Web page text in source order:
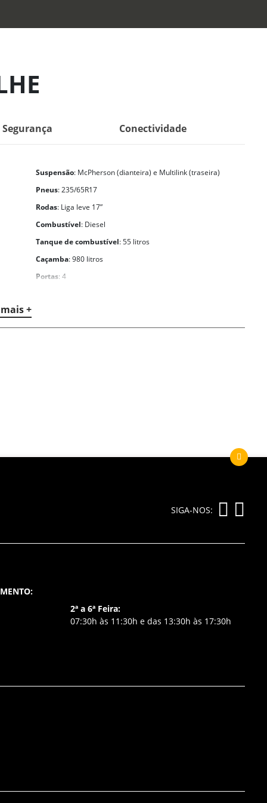
Segurança Conectividade
Suspensão : McPherson (dianteira) e Multilink (traseira)
Pneus : 235/65R17
Rodas : Liga leve 17”
Combustível : Diesel
Tanque de combustível : 55 litros
Caçamba : 980 litros
Portas : 4
Consumo na estrada : 12,4 km/l
+
SIGA-NOS:
2ª a 6ª Feira:
07:30h às 11:30h e das 13:30h às 17:30h